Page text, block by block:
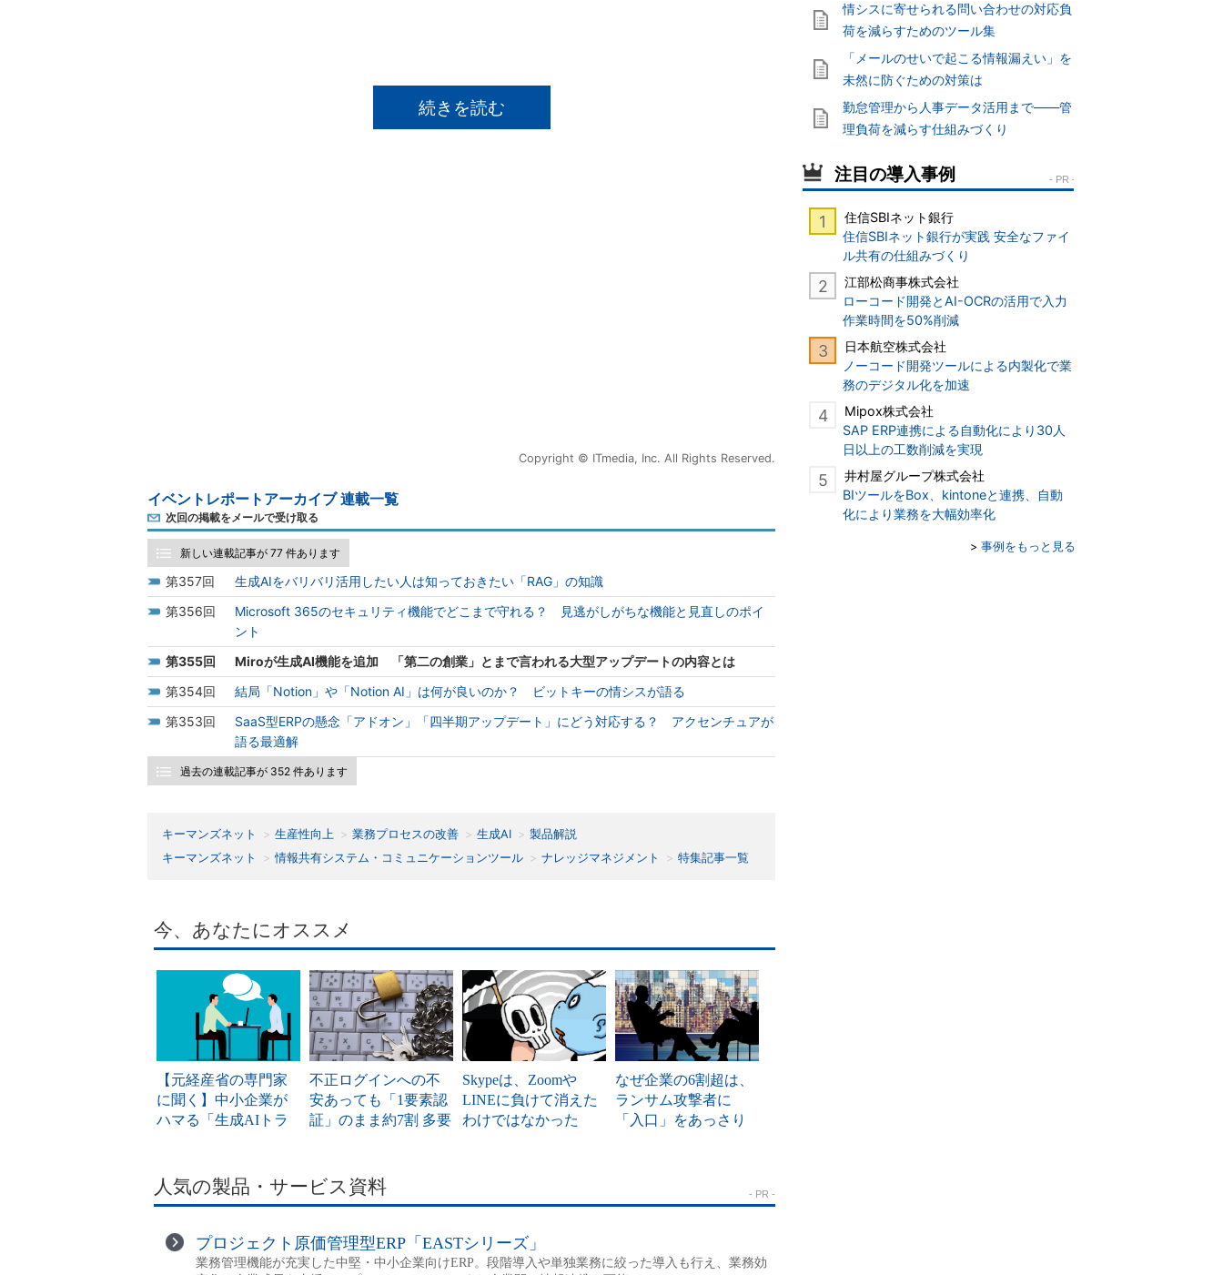
続きを読む
Copyright © ITmedia, Inc. All Rights Reserved.
イベントレポートアーカイブ 連載一覧
次回の掲載をメールで受け取る
新しい連載記事が 77 件あります
357
生成AIをバリバリ活用したい人は知っておきたい「RAG」の知識
356
Microsoft 365のセキュリティ機能でどこまで守れる？ 見逃がしがちな機能と見直しのポイ
ント
355
Miroが生成AI機能を追加 「第二の創業」とまで言われる大型アップデートの内容とは
354
結局「Notion」や「Notion AI」は何が良いのか？ ビットキーの情シスが語る
353
SaaS型ERPの懸念「アドオン」「四半期アップデート」にどう対応する？ アクセンチュアが
語る最適解
過去の連載記事が 352 件あります
キーマンズネット 生産性向上 業務プロセスの改善 生成AI
製品解説
キーマンズネット
情報共有システム・コミュニケーションツール ナレッジマネジメント 特集記事一覧
情シスに寄せられる問い合わせの対応負
荷を減らすためのツール集
「メールのせいで起こる情報漏えい」を
未然に防ぐための対策は
勤怠管理から人事データ活用まで――管
理負荷を減らす仕組みづくり